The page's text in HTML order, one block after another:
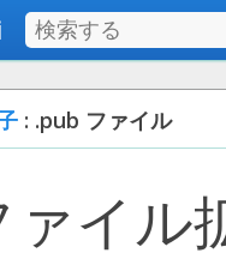
: .pub ファイル
ァイル